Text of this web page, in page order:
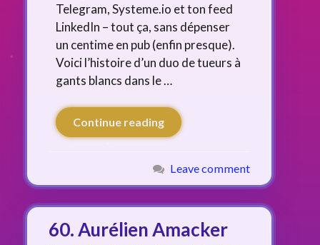
Telegram, Systeme.io et ton feed
LinkedIn – tout ça, sans dépenser
un centime en pub (enfin presque).
Voici l’histoire d’un duo de tueurs à
gants blancs dans le …
Continue reading
Leave comment
60. Aurélien Amacker